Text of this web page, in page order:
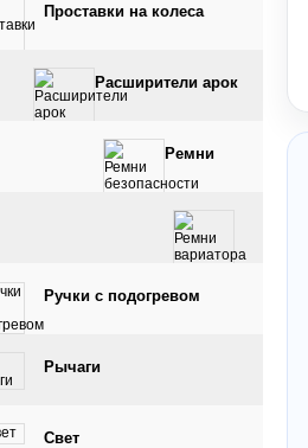
Проставки на колеса
Расширители арок
Ремни
Ручки с подогревом
Рычаги
Свет